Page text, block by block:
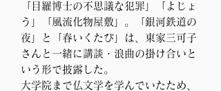
「目羅博士の不思議な犯罪」「よじょ
う」「風流化物屋敷」。「銀河鉄道の
夜」と「春いくたび」は、東家三可子
さんと一緒に講談・浪曲の掛け合いと
いう形で披露した。
大学院まで仏文学を学んでいたため、